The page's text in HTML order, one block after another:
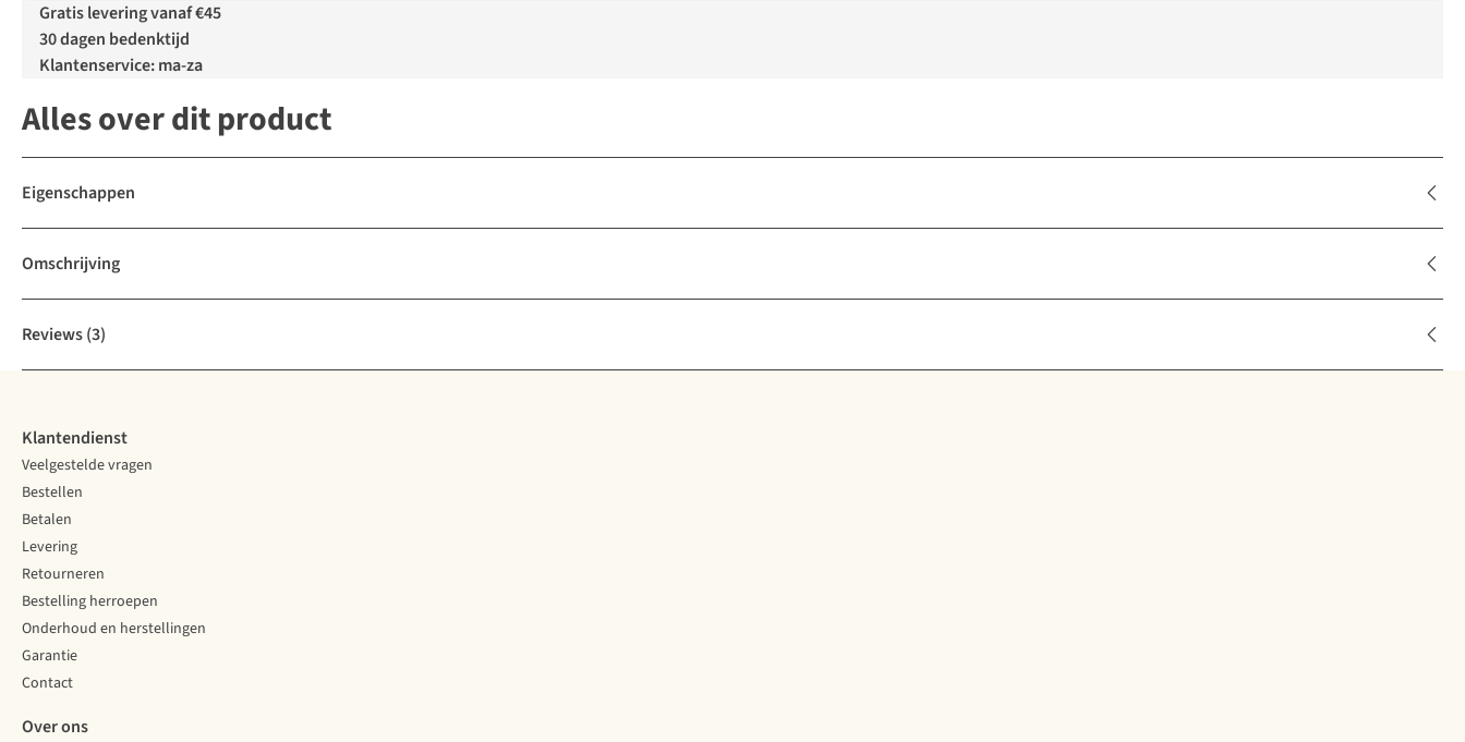
Gratis levering vanaf €45
30 dagen bedenktijd
Klantenservice: ma-za
Alles over dit product
Eigenschappen
Omschrijving
Reviews(3)
Klantendienst
Veelgestelde vragen
Bestellen
Betalen
Levering
Retourneren
Bestelling herroepen
Onderhoud en herstellingen
Garantie
Contact
Over ons